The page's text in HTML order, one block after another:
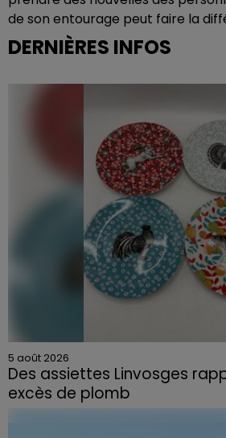
de son entourage peut faire la
DERNIÈRES INFOS
5 août 2026
Des assiettes Linvosges
excès de plomb
Du plomb a été détecté dans